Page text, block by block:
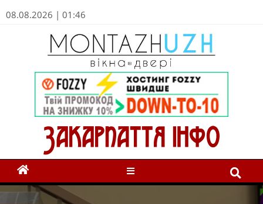
08.08.2026 | 01:46